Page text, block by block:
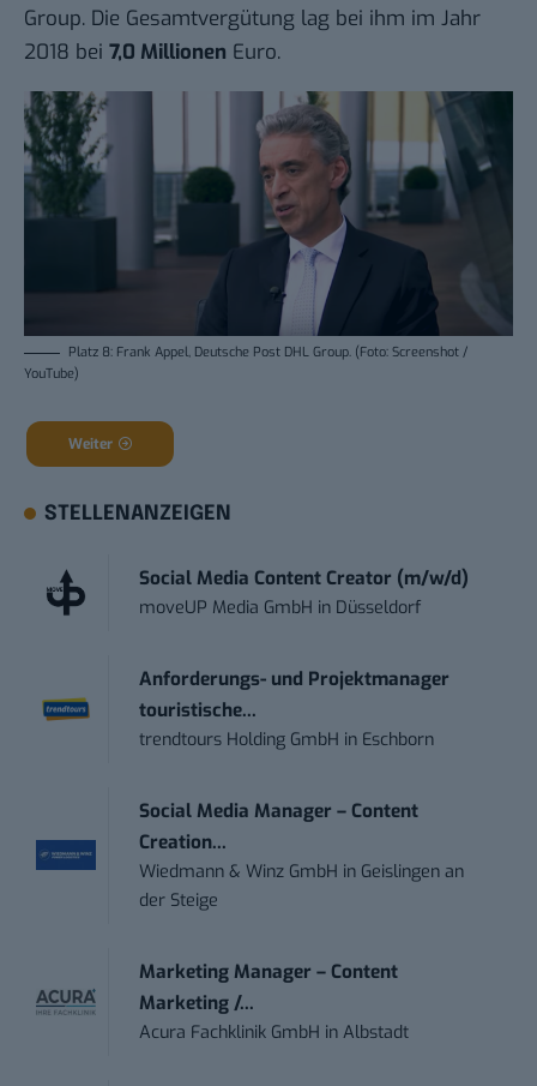
Group. Die Gesamtvergütung lag bei ihm im Jahr
2018 bei 7,0 Millionen Euro.
Platz 8: Frank Appel, Deutsche Post DHL Group. (Foto: Screenshot /
YouTube)
Weiter
STELLENANZEIGEN
Social Media Content Creator (m/w/d)
moveUP Media GmbH in Düsseldorf
Anforderungs- und Projektmanager
touristische...
trendtours Holding GmbH in Eschborn
Social Media Manager – Content
Creation...
Wiedmann & Winz GmbH in Geislingen an
der Steige
Marketing Manager – Content
Marketing /...
Acura Fachklinik GmbH inAlbstadt